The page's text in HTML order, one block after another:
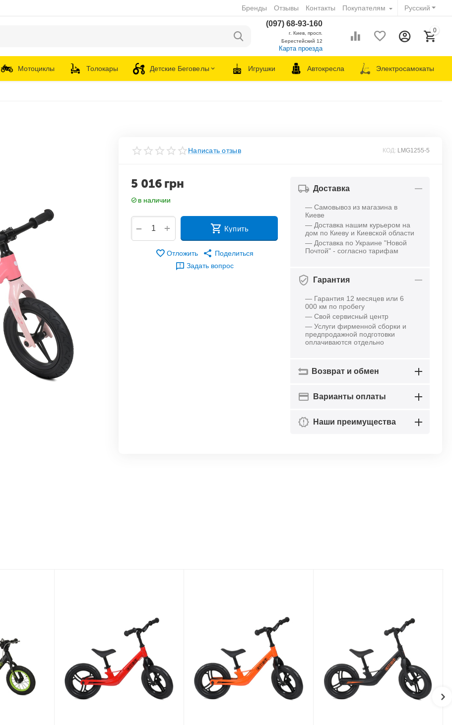
Русский
Бренды Отзывы Контакты Покупателям
(097) 68-93-160
г. Киев, просп.
Берестейский 12
Карта проезда
0
Мотоциклы Толокары Детские Беговелы Игрушки Автокресла Электросамокаты
Написать отзыв КОД: LMG1255-5
5 016 грн
в наличии
+
− Купить
Отложить
Поделиться
Задать вопрос
Доставка
— Самовывоз из магазина в
Киеве
— Доставка нашим курьером на
дом по Киеву и Киевской области
— Доставка по Украине "Новой
Почтой" - согласно тарифам
Гарантия
— Гарантия 12 месяцев или 6
000 км по пробегу
— Свой сервисный центр
— Услуги фирменной сборки и
предпродажной подготовки
оплачиваются отдельно
Возврат и обмен
Варианты оплаты
Наши преимущества